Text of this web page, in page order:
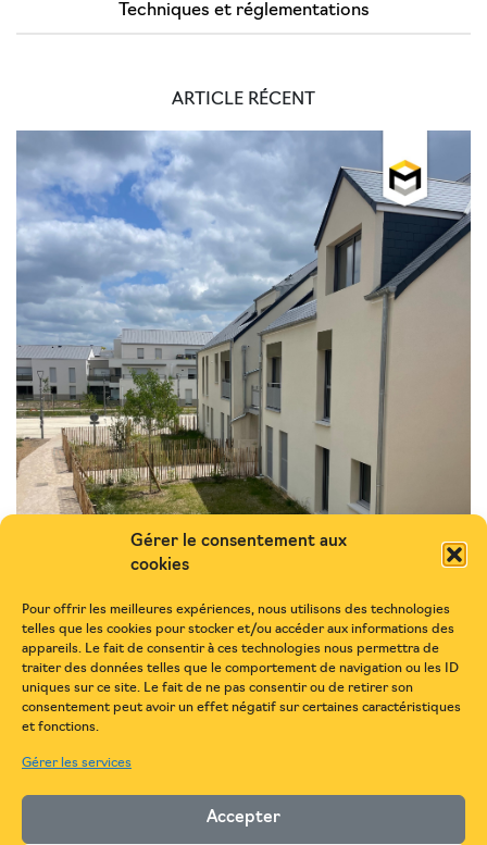
Gérer le consentement aux
cookies
Pour offrir les meilleures expériences, nous utilisons des technologies
telles que les cookies pour stocker et/ou accéder aux informations des
appareils. Le fait de consentir à ces technologies nous permettra de
traiter des données telles que le comportement de navigation ou les ID
uniques sur ce site. Le fait de ne pas consentir ou de retirer son
consentement peut avoir un effet négatif sur certaines caractéristiques
et fonctions.
Gérer les services
Accepter
04
2025
Techniques et réglementations
ARTICLE RÉCENT